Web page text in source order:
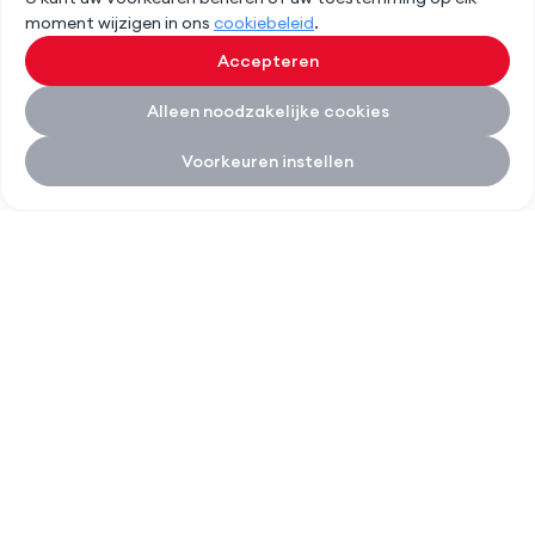
moment wijzigen in ons cookiebeleid.
Accepteren
Alleen noodzakelijke cookies
Voorkeuren instellen